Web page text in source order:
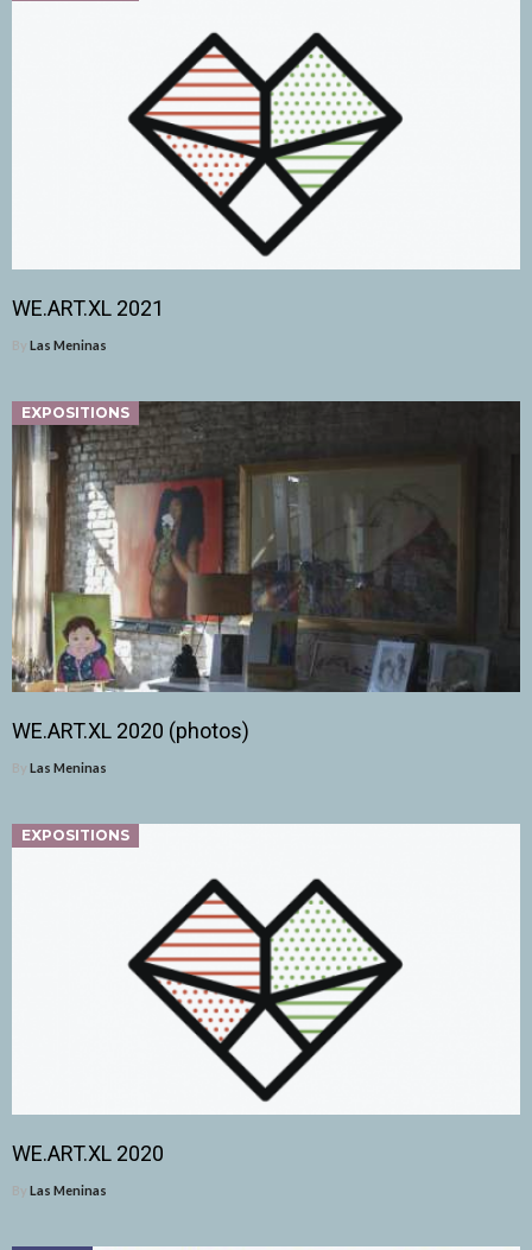
WE.ART.XL 2021
By Las Meninas
EXPOSITIONS
WE.ART.XL 2020 (photos)
By Las Meninas
EXPOSITIONS
WE.ART.XL 2020
By Las Meninas